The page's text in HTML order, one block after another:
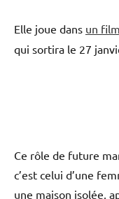
Elle joue dans un film
qui sortira le 27
Ce rôle de future
c’est celui d’une
une maison isolée,